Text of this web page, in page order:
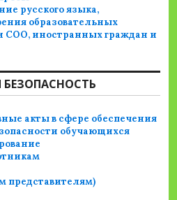
русского языка,
образовательных
иностранных граждан и
акты в сфере обеспечения
обучающихся
представителям)